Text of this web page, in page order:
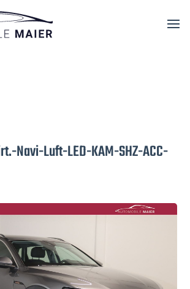
Navi-Luft-LED-KAM-SHZ-ACC-